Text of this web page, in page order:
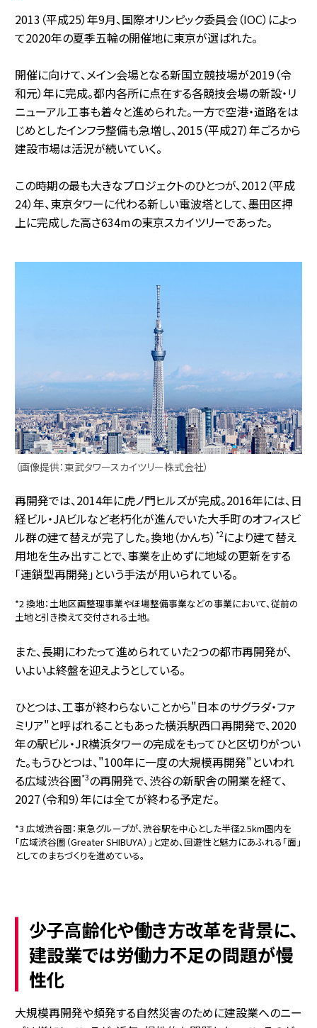
2013（平成25）年9月、国際オリンピック委員会（IOC）によっ
て2020年の夏季五輪の開催地に東京が選ばれた。
開催に向けて、メイン会場となる新国立競技場が2019（令
和元）年に完成。都内各所に点在する各競技会場の新設・リ
ニューアル工事も着々と進められた。一方で空港・道路をは
じめとしたインフラ整備も急増し、2015（平成27）年ごろから
建設市場は活況が続いていく。
この時期の最も大きなプロジェクトのひとつが、2012（平成
24）年、東京タワーに代わる新しい電波塔として、墨田区押
上に完成した高さ634mの東京スカイツリーであった。
（画像提供：東武タワースカイツリー株式会社）
再開発では、2014年に虎ノ門ヒルズが完成。2016年には、日
経ビル・JAビルなど老朽化が進んでいた大手町のオフィスビ
ル群の建て替えが完了した。換地（かんち） *2により建て替え
用地を生み出すことで、事業を止めずに地域の更新をする
「連鎖型再開発」という手法が用いられている。
*2 換地：土地区画整理事業やほ場整備事業などの事業において、従前の
土地と引き換えて交付される土地。
また、長期にわたって進められていた2つの都市再開発が、
いよいよ終盤を迎えようとしている。
ひとつは、工事が終わらないことから"日本のサグラダ・ファ
ミリア"と呼ばれることもあった横浜駅西口再開発で、2020
年の駅ビル・JR横浜タワーの完成をもってひと区切りがつい
た。もうひとつは、"100年に一度の大規模再開発"といわれ
る広域渋谷圏*3の再開発で、渋谷の新駅舎の開業を経て、
2027（令和9）年には全てが終わる予定だ。
*3 広域渋谷圏：東急グループが、渋谷駅を中心とした半径2.5km圏内を
「広域渋谷圏（Greater SHIBUYA）」と定め、回遊性と魅力にあふれる「面」
としてのまちづくりを進めている。
少子高齢化や働き方改革を背景に、
建設業では労働力不足の問題が慢
性化
大規模再開発や頻発する自然災害のために建設業へのニー